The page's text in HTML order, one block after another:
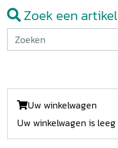
Zoek een artikel
Uw winkelwagen
Uw winkelwagen is leeg